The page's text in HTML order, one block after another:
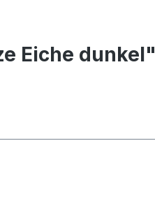
Eiche dunkel"